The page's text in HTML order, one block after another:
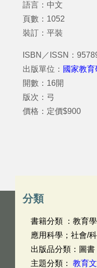
語言：中文
頁數：1052
裝訂：平裝
ISBN／ISSN：
出版單位： 國家教育
開數：16開
版次：弓
價格：定價$900
分類
書籍分類 ：教育
應用科學；社會/
出版品分類：圖書
主題分類： 教育